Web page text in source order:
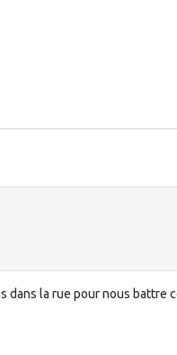
dans la rue pour nous battre